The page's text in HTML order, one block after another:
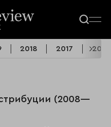
2018 2017 2016
(2008—